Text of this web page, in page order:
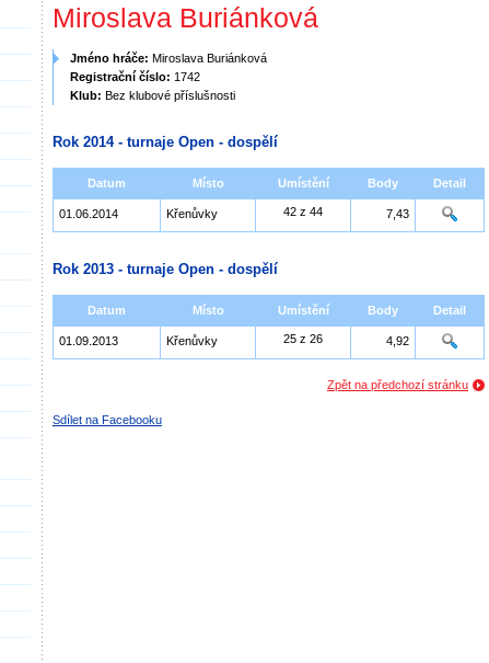
Miroslava Buriánková
Jméno hráče: Miroslava Buriánková
Registrační číslo: 1742
Klub: Bez klubové příslušnosti
Rok 2014 - turnaje Open - dospělí
Datum Místo Umístění Body Detail
01.06.2014 Křenůvky 42 z 44 7,43
Rok 2013 - turnaje Open - dospělí
Datum Místo Umístění Body Detail
01.09.2013 Křenůvky 25 z 26 4,92
Zpět na předchozí stránku
Sdílet na Facebooku